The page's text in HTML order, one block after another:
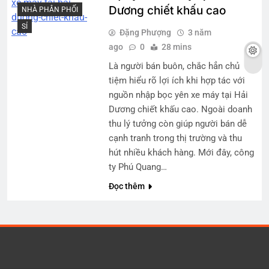
NHÀ PHÂN PHỐI
SỈ
Dương chiết khấu cao
Đặng Phượng
3 năm
ago
0 28 mins
Là người bán buôn, chắc hẳn chủ
tiệm hiểu rõ lợi ích khi hợp tác với
nguồn nhập bọc yên xe máy tại Hải
Dương chiết khấu cao. Ngoài doanh
thu lý tưởng còn giúp người bán dễ
cạnh tranh trong thị trường và thu
hút nhiều khách hàng. Mới đây, công
ty Phú Quang…
Đọc thêm